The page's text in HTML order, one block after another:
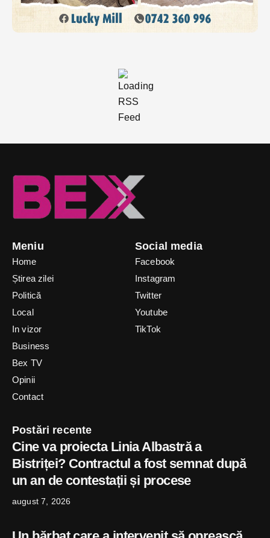
Meniu
Home
Știrea zilei
Politică
Local
In vizor
Business
Bex TV
Opinii
Contact
Social media
Facebook
Instagram
Twitter
Youtube
TikTok
Postări recente
Cine va proiecta Linia Albastră a
Bistriței? Contractul a fost semnat după
un an de contestații și procese
august 7, 2026